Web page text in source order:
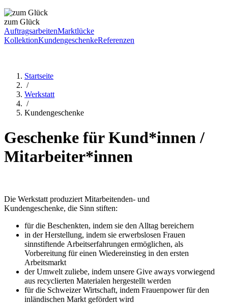
zum Glück
AuftragsarbeitenMarktlücke
KollektionKundengeschenkeReferenzen
Startseite
/
Werkstatt
/
Kundengeschenke
Geschenke für Kund*innen /
Mitarbeiter*innen
Die Werkstatt produziert Mitarbeitenden- und
Kundengeschenke, die Sinn stiften:
für die Beschenkten, indem sie den Alltag bereichern
in der Herstellung, indem sie erwerbslosen Frauen
sinnstiftende Arbeitserfahrungen ermöglichen, als
Vorbereitung für einen Wiedereinstieg in den ersten
Arbeitsmarkt
der Umwelt zuliebe, indem unsere Give aways vorwiegend
aus recyclierten Materialen hergestellt werden
für die Schweizer Wirtschaft, indem Frauenpower für den
inländischen Markt gefördert wird